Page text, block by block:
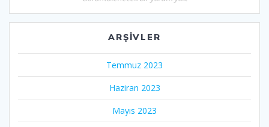
ARŞIVLER
Temmuz 2023
Haziran 2023
Mayıs 2023